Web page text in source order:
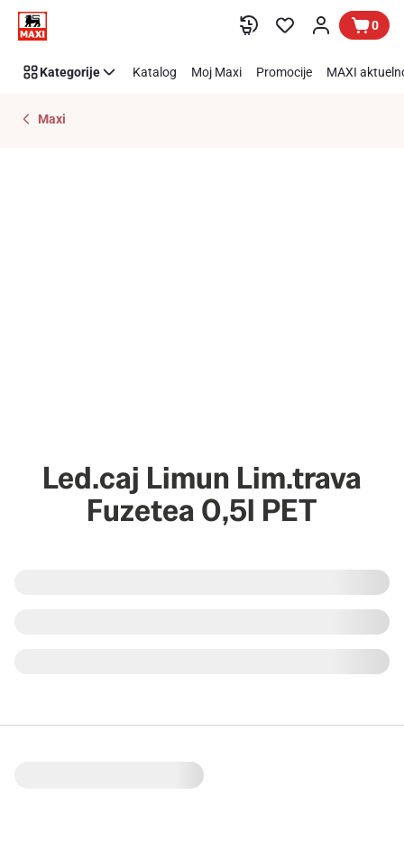
Preskoči link 0
Kategorije Katalog Moj Maxi Promocije MAXI
Maxi
Led.caj Limun Lim.trava
Fuzetea 0,5l PET